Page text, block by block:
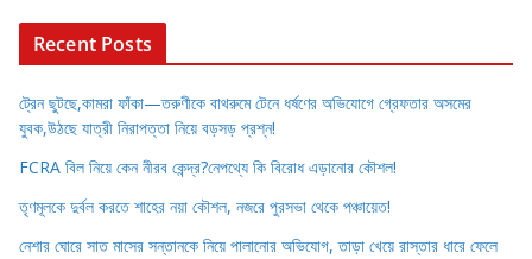
Recent Posts
ট্রেন ছুটছে,কামরা ফাঁকা—তরুণীকে বাথরুমে টেনে ধর্ষণের অভিযোগে গ্রেফতার অসমের
যুবক,উঠছে যাত্রী নিরাপত্তা নিয়ে বড়সড় প্রশ্ন!
FCRA বিল নিয়ে কেন নীরব কেন্দ্র?নেপথ্যে কি বিরোধ এড়ানোর কৌশল!
তৃণমূলকে দুর্বল করতে শাহের নয়া কৌশল, নজরে পুরসভা থেকে পঞ্চায়েত!
নেশার ঘোরে সাত মাসের সন্তানকে নিয়ে পালানোর অভিযোগ, তাড়া খেয়ে রাস্তার ধারে ফেলে